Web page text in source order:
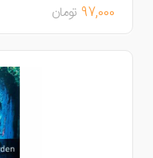
97,000 تومان